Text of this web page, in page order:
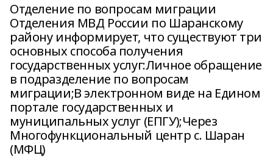
Отделение по вопросам миграции
Отделения МВД России по Шаранскому
району информирует, что существуют три
основных способа получения
государственных услуг:Личное обращение
в подразделение по вопросам
миграции;В электронном виде на Едином
портале государственных и
муниципальных услуг (ЕПГУ);Через
Многофункциональный центр с. Шаран
(МФЦ)